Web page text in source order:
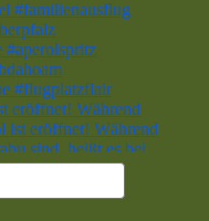
eröffnet! Während